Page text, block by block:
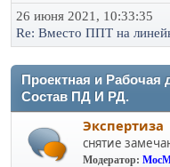
26 июня 2021, 10:33:35
Re: Вместо ППТ на
Проектная и
Состав ПД И РД.
Экспертиза
снятие
Модератор: